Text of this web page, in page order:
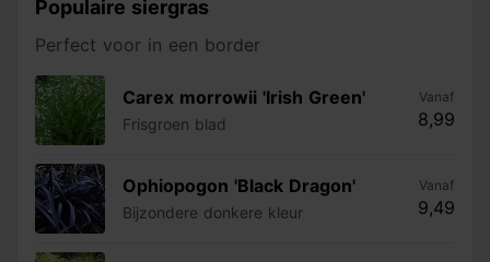
Populaire siergras
Perfect voor in een border
Carex morrowii 'Irish Green'
Frisgroen blad
Vanaf
8,99
Ophiopogon 'Black Dragon'
Bijzondere donkere kleur
Vanaf
9,49